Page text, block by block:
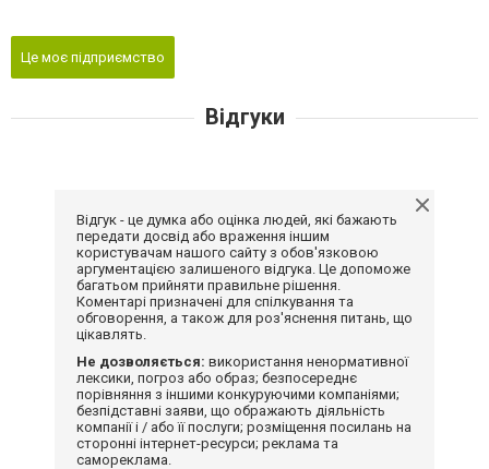
Це моє підприємство
Відгуки
Відгук - це думка або оцінка людей, які бажають
передати досвід або враження іншим
користувачам нашого сайту з обов'язковою
аргументацією залишеного відгука. Це допоможе
багатьом прийняти правильне рішення.
Коментарі призначені для спілкування та
обговорення, а також для роз'яснення питань, що
цікавлять.
Не дозволяється: використання ненормативної
лексики, погроз або образ; безпосереднє
порівняння з іншими конкуруючими компаніями;
безпідставні заяви, що ображають діяльність
компанії і / або її послуги; розміщення посилань на
сторонні інтернет-ресурси; реклама та
самореклама.